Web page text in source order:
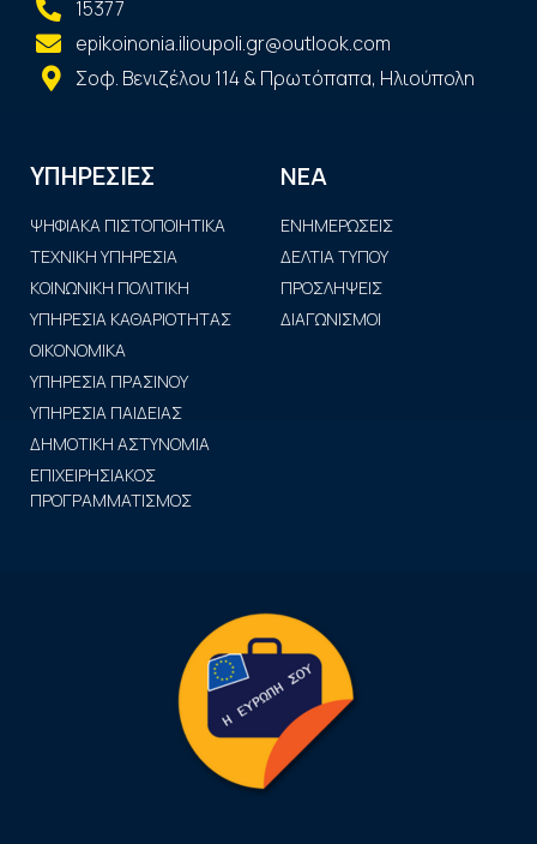
15377
epikoinonia.ilioupoli.gr@outlook.com
Σοφ. Βενιζέλου 114 & Πρωτόπαπα, Ηλιούπολη
ΥΠΗΡΕΣΙΕΣ
ΨΗΦΙΑΚΑ ΠΙΣΤΟΠΟΙΗΤΙΚΑ
ΤΕΧΝΙΚΗ ΥΠΗΡΕΣΙΑ
ΚΟΙΝΩΝΙΚΗ ΠΟΛΙΤΙΚΗ
ΥΠΗΡΕΣΙΑ ΚΑΘΑΡΙΟΤΗΤΑΣ
ΟΙΚΟΝΟΜΙΚΑ
ΥΠΗΡΕΣΙΑ ΠΡΑΣΙΝΟΥ
ΥΠΗΡΕΣΙΑ ΠΑΙΔΕΙΑΣ
ΔΗΜΟΤΙΚΗ ΑΣΤΥΝΟΜΙΑ
ΕΠΙΧΕΙΡΗΣΙΑΚΟΣ
ΠΡΟΓΡΑΜΜΑΤΙΣΜΟΣ
ΝΕΑ
ΕΝΗΜΕΡΩΣΕΙΣ
ΔΕΛΤΙΑ ΤΥΠΟΥ
ΠΡΟΣΛΗΨΕΙΣ
ΔΙΑΓΩΝΙΣΜΟΙ